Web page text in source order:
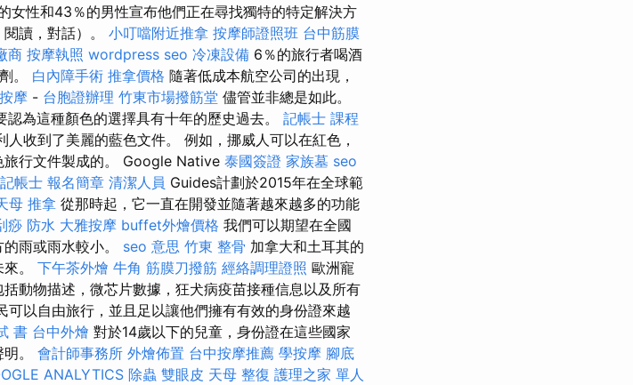
女性和43％的男性宣布他們正在尋找獨特的特定解決方
讀，對話）。 小叮噹附近推拿 按摩師證照班 台中筋膜
商 按摩執照 wordpress seo 冷凍設備 6％的旅行者喝酒
。 白內障手術 推拿價格 隨著低成本航空公司的出現，
摩 - 台胞證辦理 竹東市場撥筋堂 儘管並非總是如此。
認為這種顏色的選擇具有十年的歷史過去。 記帳士 課程
收到了美麗的藍色文件。 例如，挪威人可以在紅色，
旅行文件製成的。 Google Native 泰國簽證 家族墓 seo
記帳士 報名簡章 清潔人員 Guides計劃於2015年在全球範
母 推拿 從那時起，它一直在開發並隨著越來越多的功能
痧 防水 大雅按摩 buffet外燴價格 我們可以期望在全國
雨或雨水較小。 seo 意思 竹東 整骨 加拿大和土耳其的
。 下午茶外燴 牛角 筋膜刀撥筋 經絡調理證照 歐洲寵
動物描述，微芯片數據，狂犬病疫苗接種信息以及所有
以自由旅行，並且足以讓他們擁有有效的身份證來越
書 台中外燴 對於14歲以下的兒童，身份證在這些國家
。 會計師事務所 外燴佈置 台中按摩推薦 學按摩 腳底
ANALYTICS 除蟲 雙眼皮 天母 整復 護理之家 單人